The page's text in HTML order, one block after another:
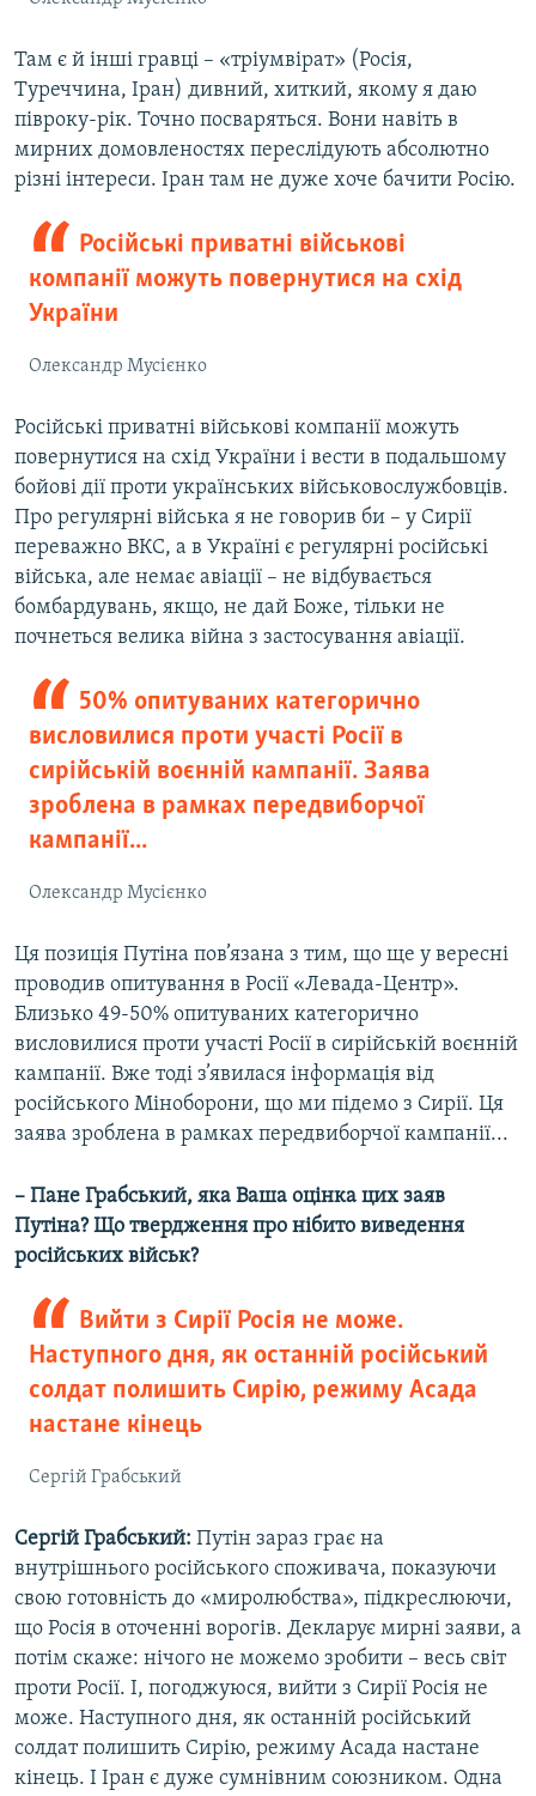
Там є й інші гравці – «тріумвірат» (Росія,
Туреччина, Іран) дивний, хиткий, якому я даю
півроку-рік. Точно посваряться. Вони навіть в
мирних домовленостях переслідують абсолютно
різні інтереси. Іран там не дуже хоче бачити Росію.
Російські приватні військові
компанії можуть повернутися на схід
України
Олександр Мусієнко
Російські приватні військові компанії можуть
повернутися на схід України і вести в подальшому
бойові дії проти українських військовослужбовців.
Про регулярні війська я не говорив би – у Сирії
переважно ВКС, а в Україні є регулярні російські
війська, але немає авіації – не відбувається
бомбардувань, якщо, не дай Боже, тільки не
почнеться велика війна з застосування авіації.
50% опитуваних категорично
висловилися проти участі Росії в
сирійській воєнній кампанії. Заява
зроблена в рамках передвиборчої
кампанії...
Олександр Мусієнко
Ця позиція Путіна пов’язана з тим, що ще у вересні
проводив опитування в Росії «Левада-Центр».
Близько 49-50% опитуваних категорично
висловилися проти участі Росії в сирійській воєнній
кампанії. Вже тоді з’явилася інформація від
російського Міноборони, що ми підемо з Сирії. Ця
заява зроблена в рамках передвиборчої кампанії...
– Пане Грабський, яка Ваша оцінка цих заяв
Путіна? Що твердження про нібито виведення
російських військ?
Вийти з Сирії Росія не може.
Наступного дня, як останній російський
солдат полишить Сирію, режиму Асада
настане кінець
Сергій Грабський
Сергій Грабський: Путін зараз грає на
внутрішнього російського споживача, показуючи
свою готовність до «миролюбства», підкреслюючи,
що Росія в оточенні ворогів. Декларує мирні заяви, а
потім скаже: нічого не можемо зробити – весь світ
проти Росії. І, погоджуюся, вийти з Сирії Росія не
може. Наступного дня, як останній російський
солдат полишить Сирію, режиму Асада настане
кінець. І Іран є дуже сумнівним союзником. Одна